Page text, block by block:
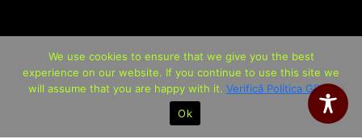
We use cookies to ensure that we give you the best
experience on our website. If you continue to use this site we
will assume that you are happy with it. Verifică Politica GDPR
Ok